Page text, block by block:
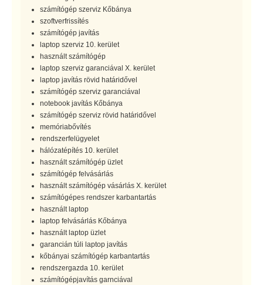
számítógép szerviz Kőbánya
szoftverfrissítés
számítógép javítás
laptop szerviz 10. kerület
használt számítógép
laptop szerviz garanciával X. kerület
laptop javítás rövid határidővel
számítógép szerviz garanciával
notebook javítás Kőbánya
számítógép szerviz rövid határidővel
memóriabővítés
rendszerfelügyelet
hálózatépítés 10. kerület
használt számítógép üzlet
számítógép felvásárlás
használt számítógép vásárlás X. kerület
számítógépes rendszer karbantartás
használt laptop
laptop felvásárlás Kőbánya
használt laptop üzlet
garancián túli laptop javítás
kőbányai számítógép karbantartás
rendszergazda 10. kerület
számítógépjavítás garnciával